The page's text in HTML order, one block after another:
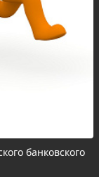
банковского